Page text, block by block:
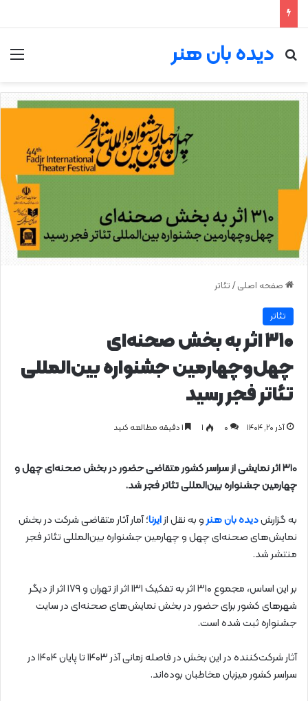
دیده بان هنر
جستجو برای
صفحه اصلی / تئاتر
تئاتر
۳۱۰ اثر به بخش صحنه‌ای
چهل‌وچهارمین جشنواره بین‌المللی
تئاتر فجر رسید
آذر ۲۰, ۱۴۰۴ 0 ۱
۳۱۰ اثر نمایشی از سراسر کشور متقاضی حضور در بخش صحنه‌ای چهل‌ و
چهارمین جشنواره بین‌المللی تئاتر فجر شد.
به گزارشدیده بان هنرو به نقل ازایرنا؛ آمار آثار متقاضی شرکت در بخش
نمایش‌های صحنه‌ای چهل‌ و چهارمین جشنواره بین‌المللی تئاتر فجر
منتشر شد.
بر این اساس، مجموع ۳۱۰ اثر به تفکیک ۱۳۱ اثر از تهران و ۱۷۹ اثر از دیگر
شهرهای کشور برای حضور در بخش نمایش‌های صحنه‌ای در سایت
جشنواره ثبت شده است.
آثار شرکت‌کننده در این بخش در فاصله زمانی آذر ۱۴۰۳ تا پایان ۱۴۰۴ در
سراسر کشور میزبان مخاطبان بوده‌اند.